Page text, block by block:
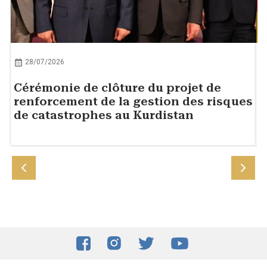
28/07/2026
Cérémonie de clôture du projet de
renforcement de la gestion des risques
de catastrophes au Kurdistan